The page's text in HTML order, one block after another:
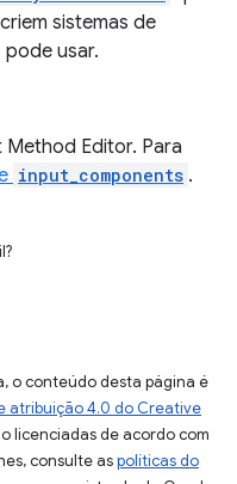
sistemas de
usar.
Method Editor. Para
input_components .
o conteúdo desta página é
atribuição 4.0 do Creative
licenciadas de acordo com
consulte aspolíticas do